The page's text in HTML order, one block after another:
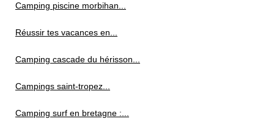
Camping piscine morbihan...
Réussir tes vacances en...
Camping cascade du hérisson...
Campings saint-tropez...
Camping surf en bretagne :...